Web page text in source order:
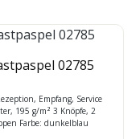
Damen Jacke PORTLAND mit Kontrastpaspel 02785
Empfang, Service
195 g/m² 3 Knöpfe, 2
Farbe: dunkelblau